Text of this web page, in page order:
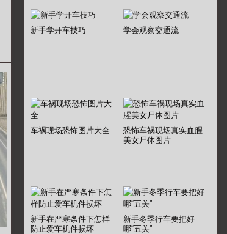
新手学开车技巧 学会观察交通流
车祸现场恐怖图片大全
恐怖车祸现场真实血腥
美女尸体图片
新手在严寒条件下怎样
防止爱车机件损坏
新手冬季行车要把好
哪“五关”